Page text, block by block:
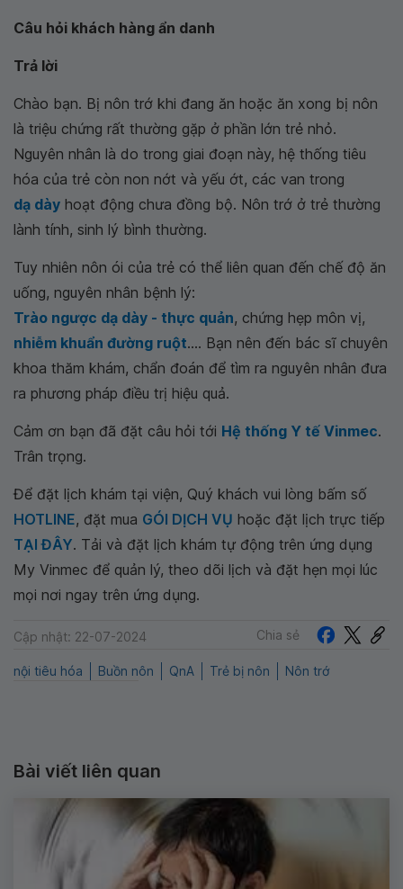
Câu hỏi khách hàng ẩn danh
Trả lời
Chào bạn. Bị nôn trớ khi đang ăn hoặc ăn xong bị nôn
là triệu chứng rất thường gặp ở phần lớn trẻ nhỏ.
Nguyên nhân là do trong giai đoạn này, hệ thống tiêu
hóa của trẻ còn non nớt và yếu ớt, các van trong
dạ dày hoạt động chưa đồng bộ. Nôn trớ ở trẻ thường
lành tính, sinh lý bình thường.
Tuy nhiên nôn ói của trẻ có thể liên quan đến chế độ ăn
uống, nguyên nhân bệnh lý:
Trào ngược dạ dày - thực quản, chứng hẹp môn vị,
nhiễm khuẩn đường ruột.... Bạn nên đến bác sĩ chuyên
khoa thăm khám, chẩn đoán để tìm ra nguyên nhân đưa
ra phương pháp điều trị hiệu quả.
Cảm ơn bạn đã đặt câu hỏi tới Hệ thống Y tế Vinmec.
Trân trọng.
Để đặt lịch khám tại viện, Quý khách vui lòng bấm số
HOTLINE, đặt mua GÓI DỊCH VỤ hoặc đặt lịch trực tiếp
TẠI ĐÂY. Tải và đặt lịch khám tự động trên ứng dụng
My Vinmec để quản lý, theo dõi lịch và đặt hẹn mọi lúc
mọi nơi ngay trên ứng dụng.
Cập nhật: 22-07-2024 Chia sẻ
nội tiêu hóa Buồn nôn QnA Trẻ bị nôn Nôn trớ
Bài viết liên quan